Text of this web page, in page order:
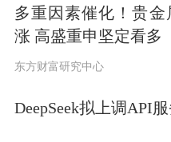
应，明确该院为
院，为营利性民
事实上，在A股
多重因素催化！贵金
涨 高盛重申坚定看多
东方财富研究中心
DeepSeek拟上调API